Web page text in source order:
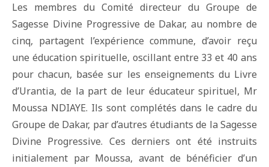
Les membres du Comité directeur du Groupe de
Sagesse Divine Progressive de Dakar, au nombre de
cinq, partagent l’expérience commune, d’avoir reçu
une éducation spirituelle, oscillant entre 33 et 40 ans
pour chacun, basée sur les enseignements du Livre
d’Urantia, de la part de leur éducateur spirituel, Mr
Moussa NDIAYE. Ils sont complétés dans le cadre du
Groupe de Dakar, par d’autres étudiants de la Sagesse
Divine Progressive. Ces derniers ont été instruits
initialement par Moussa, avant de bénéficier d’un